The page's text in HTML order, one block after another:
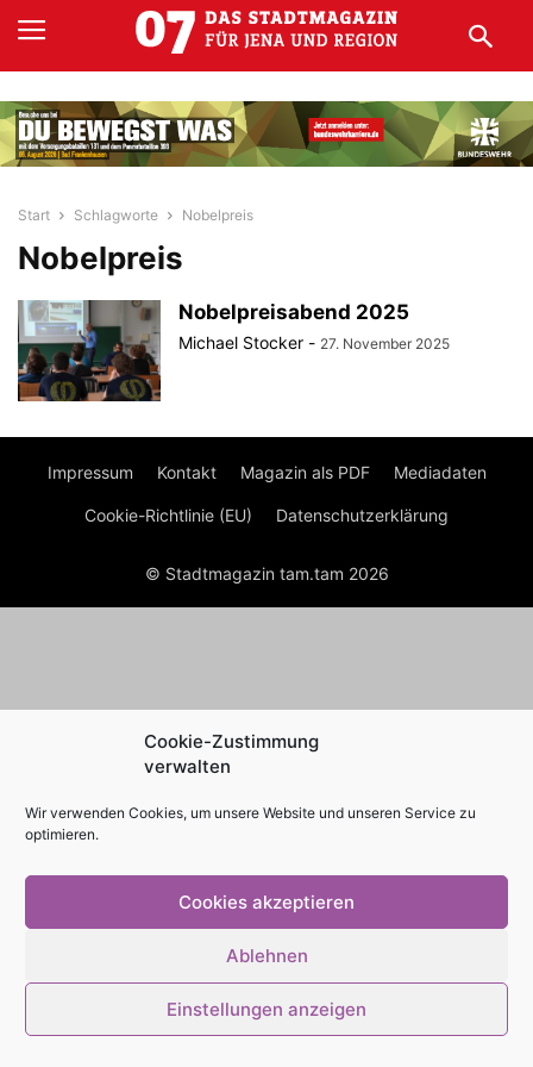
Cookie-Zustimmung
verwalten
Wir verwenden Cookies, um unsere Website und unseren Service zu
optimieren.
Cookies akzeptieren
Ablehnen
Einstellungen anzeigen
Start Schlagworte Nobelpreis
Nobelpreis
Nobelpreisabend 2025
Michael Stocker - 27. November 2025
Impressum Kontakt Magazin als PDF Mediadaten
Cookie-Richtlinie (EU) Datenschutzerklärung
© Stadtmagazin tam.tam 2026